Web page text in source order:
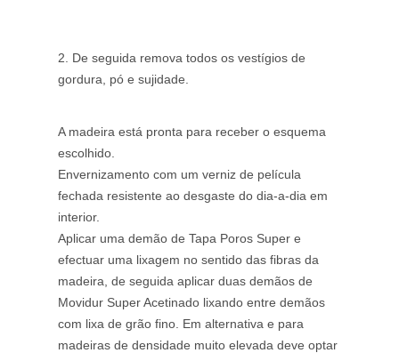
2. De seguida remova todos os vestígios de
gordura, pó e sujidade.
A madeira está pronta para receber o esquema
escolhido.
Envernizamento com um verniz de película
fechada resistente ao desgaste do dia-a-dia em
interior.
Aplicar uma demão de Tapa Poros Super e
efectuar uma lixagem no sentido das fibras da
madeira, de seguida aplicar duas demãos de
Movidur Super Acetinado lixando entre demãos
com lixa de grão fino. Em alternativa e para
madeiras de densidade muito elevada deve optar